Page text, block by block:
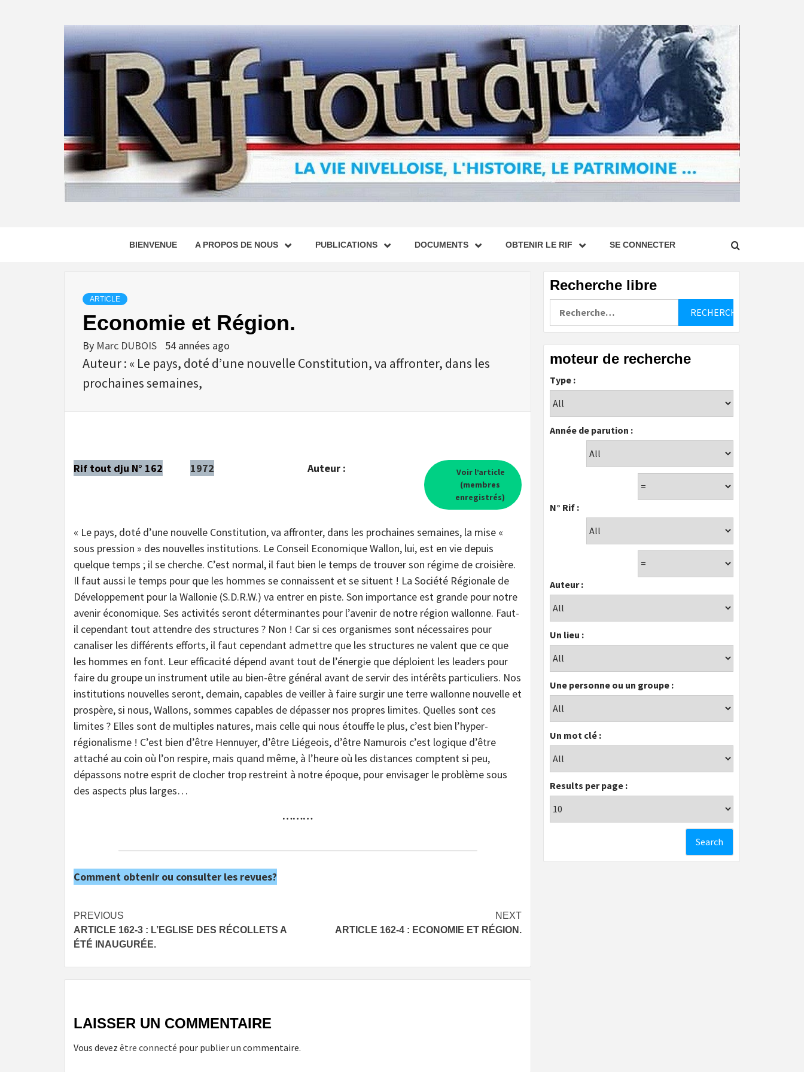
BIENVENUE A PROPOS DE NOUS PUBLICATIONS DOCUMENTS OBTENIR LE RIF SE CONNECTER
ARTICLE
Economie et Région.
By Marc DUBOIS 54 années ago
Auteur : « Le pays, doté d’une nouvelle Constitution, va affronter, dans les
prochaines semaines,
Rif tout dju N° 162 1972 Auteur :
Voir l’article
(membres
enregistrés)
« Le pays, doté d’une nouvelle Constitution, va affronter, dans les prochaines semaines, la mise «
sous pression » des nouvelles institutions. Le Conseil Economique Wallon, lui, est en vie depuis
quelque temps ; il se cherche. C’est normal, il faut bien le temps de trouver son régime de croisière.
Il faut aussi le temps pour que les hommes se connaissent et se situent ! La Société Régionale de
Développement pour la Wallonie (S.D.R.W.) va entrer en piste. Son importance est grande pour notre
avenir économique. Ses activités seront déterminantes pour l’avenir de notre région wallonne. Faut-
il cependant tout attendre des structures ? Non ! Car si ces organismes sont nécessaires pour
canaliser les différents efforts, il faut cependant admettre que les structures ne valent que ce que
les hommes en font. Leur efficacité dépend avant tout de l’énergie que déploient les leaders pour
faire du groupe un instrument utile au bien-être général avant de servir des intérêts particuliers. Nos
institutions nouvelles seront, demain, capables de veiller à faire surgir une terre wallonne nouvelle et
prospère, si nous, Wallons, sommes capables de dépasser nos propres limites. Quelles sont ces
limites ? Elles sont de multiples natures, mais celle qui nous étouffe le plus, c’est bien l’hyper-
régionalisme ! C’est bien d’être Hennuyer, d’être Liégeois, d’être Namurois c’est logique d’être
attaché au coin où l’on respire, mais quand même, à l’heure où les distances comptent si peu,
dépassons notre esprit de clocher trop restreint à notre époque, pour envisager le problème sous
des aspects plus larges…
………
Comment obtenir ou consulter les revues?
Post
navigation
PREVIOUS
ARTICLE 162-3 : L’EGLISE DES RÉCOLLETS A
ÉTÉ INAUGURÉE.
NEXT
ARTICLE 162-4 : ECONOMIE ET RÉGION.
LAISSER UN COMMENTAIRE
Vous devez être connecté pour publier un commentaire.
Recherche libre
moteur de recherche
Type :
Année de parution :
N° Rif :
Auteur :
Un lieu :
Une personne ou un groupe :
Un mot clé :
Results per page :